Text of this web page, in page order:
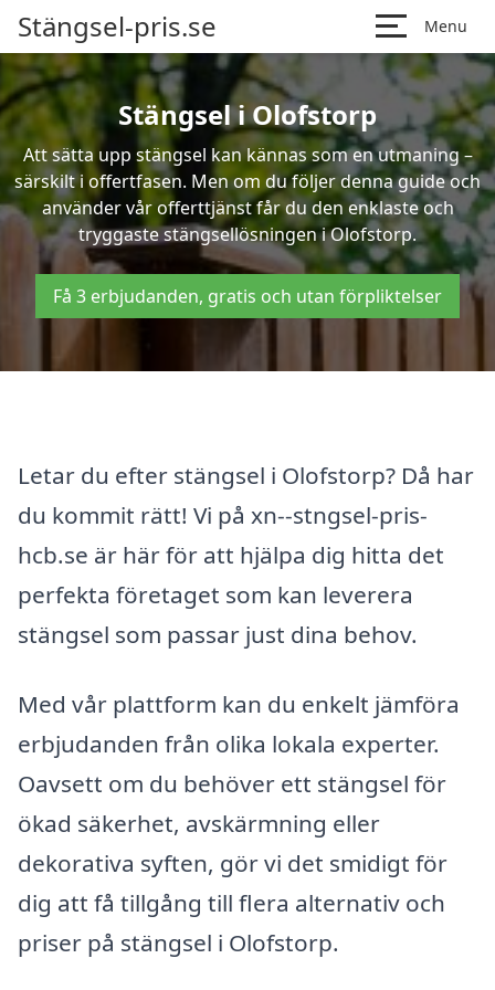
Stängsel-pris.se Menu
Stängsel i Olofstorp
Att sätta upp stängsel kan kännas som en utmaning –
särskilt i offertfasen. Men om du följer denna guide och
använder vår offerttjänst får du den enklaste och
tryggaste stängsellösningen i Olofstorp.
Få 3 erbjudanden, gratis och utan förpliktelser
Letar du efter stängsel i Olofstorp? Då har
du kommit rätt! Vi på xn--stngsel-pris-
hcb.se är här för att hjälpa dig hitta det
perfekta företaget som kan leverera
stängsel som passar just dina behov.
Med vår plattform kan du enkelt jämföra
erbjudanden från olika lokala experter.
Oavsett om du behöver ett stängsel för
ökad säkerhet, avskärmning eller
dekorativa syften, gör vi det smidigt för
dig att få tillgång till flera alternativ och
priser på stängsel i Olofstorp.